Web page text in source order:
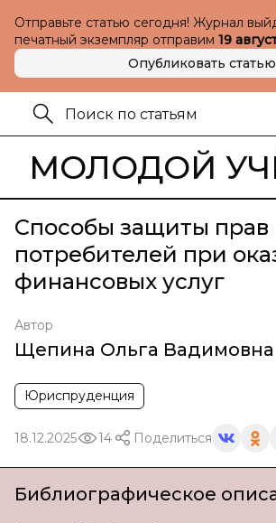
Отправьте статью сегодня! Журнал
печатный экземпляр отправим 19
Опубликовать статью
МОЛОДОЙ
Способы защиты прав
потребителей при
финансовых услуг
Автор
Щепина Ольга Вадимовна
Юриспруденция
18.12.2025 14 Поделиться
Библиографическое